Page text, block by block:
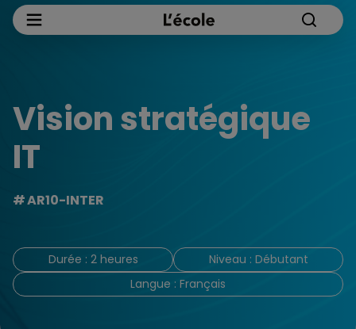
Vision stratégique
IT
AR10-INTER
Durée : 2 heures
Niveau : Débutant
Langue : Français